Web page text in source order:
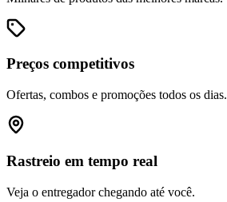
Preços competitivos
Ofertas, combos e promoções todos os dias.
Rastreio em tempo real
Veja o entregador chegando até você.